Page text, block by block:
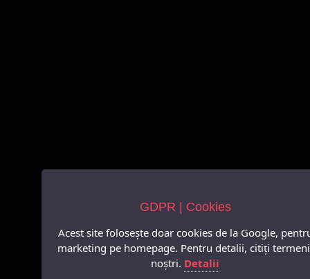
GDPR | Cookies
Acest site folosește doar cookies de la Google,
marketing pe homepage. Pentru detalii, citiți
noștri. Detalii